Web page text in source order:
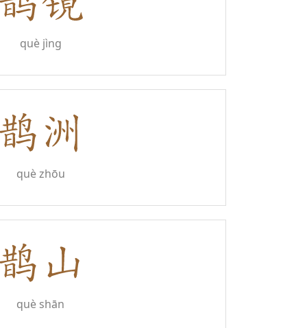
què jìng
què zhōu
què shān